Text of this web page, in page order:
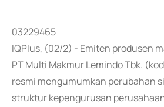
03229465
IQPlus, (02/2) - Emiten produsen
PT Multi Makmur Lemindo Tbk.
resmi mengumumkan perubahan
struktur kepengurusan